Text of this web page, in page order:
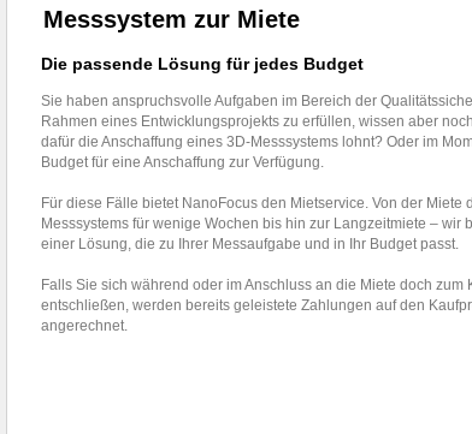
Messsystem zur Miete
Die passende Lösung für jedes Budget
Sie haben anspruchsvolle Aufgaben im Bereich der
Rahmen eines Entwicklungsprojekts zu erfüllen, wissen aber
dafür die Anschaffung eines 3D-Messsystems lohnt? Oder im
Budget für eine Anschaffung zur Verfügung.
Für diese Fälle bietet NanoFocus den Mietservice. Von der Miete
Messsystems für wenige Wochen bis hin zur Langzeitmiete – wir
einer Lösung, die zu Ihrer Messaufgabe und in Ihr Budget passt.
Falls Sie sich während oder im Anschluss an die Miete doch zum
entschließen, werden bereits geleistete Zahlungen auf den
angerechnet.